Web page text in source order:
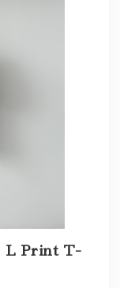
L Print T-